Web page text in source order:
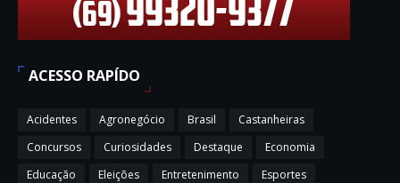
ACESSO RAPÍDO
Acidentes Agronegócio Brasil
Castanheiras
Concursos
Curiosidades Destaque
Economia
Educação
Eleições Entretenimento
Esportes